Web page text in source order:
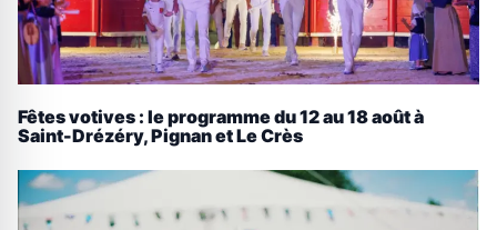
Fêtes votives : le programme du 12 au 18 août à
Saint-Drézéry, Pignan et Le Crès